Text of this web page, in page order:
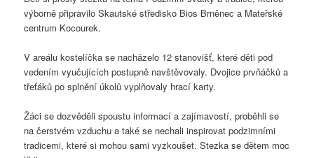
výborně připravilo Skautské středisko Bios Brněnec a Mateřské
centrum Kocourek.
V areálu kostelíčka se nacházelo 12 stanovišť, které děti pod
vedením vyučujících postupně navštěvovaly. Dvojice prvňáčků a
třeťáků po splnění úkolů vyplňovaly hrací karty.
Žáci se dozvěděli spoustu informací a zajímavostí, proběhli se
na čerstvém vzduchu a také se nechali inspirovat podzimními
tradicemi, které si mohou sami vyzkoušet. Stezka se dětem moc